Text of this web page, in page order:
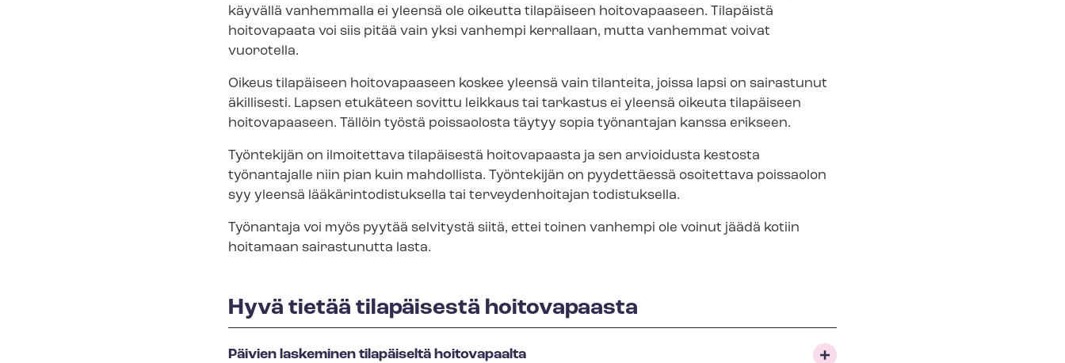
käyvällä vanhemmalla ei yleensä ole oikeutta tilapäiseen hoitovapaaseen. Tilapäistä
hoitovapaata voi siis pitää vain yksi vanhempi kerrallaan, mutta vanhemmat voivat
vuorotella.
Oikeus tilapäiseen hoitovapaaseen koskee yleensä vain tilanteita, joissa lapsi on sairastunut
äkillisesti. Lapsen etukäteen sovittu leikkaus tai tarkastus ei yleensä oikeuta tilapäiseen
hoitovapaaseen. Tällöin työstä poissaolosta täytyy sopia työnantajan kanssa erikseen.
Työntekijän on ilmoitettava tilapäisestä hoitovapaasta ja sen arvioidusta kestosta
työnantajalle niin pian kuin mahdollista. Työntekijän on pyydettäessä osoitettava poissaolon
syy yleensä lää­kä­rin­to­dis­tuk­sel­la tai terveydenhoitajan todistuksella.
Työnantaja voi myös pyytää selvitystä siitä, ettei toinen vanhempi ole voinut jäädä kotiin
hoitamaan sairastunutta lasta.
Hyvä tietää tilapäisestä hoitovapaasta
Päivien laskeminen tilapäiseltä hoitovapaalta